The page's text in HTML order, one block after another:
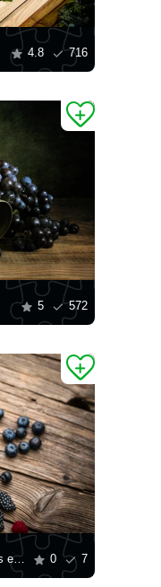
4.8 716
5 572
Fruits rouges frais dans des bols en bois 0 7